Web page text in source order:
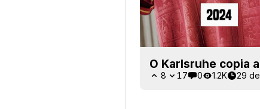
O Karlsruhe copia
8 17 0 1.2K 29